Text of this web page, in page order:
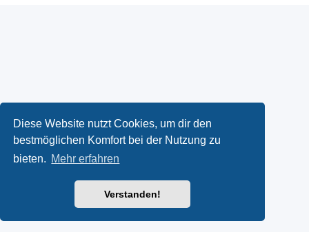
Diese Website nutzt Cookies, um dir den
bestmöglichen Komfort bei der Nutzung zu
bieten. Mehr erfahren
Verstanden!